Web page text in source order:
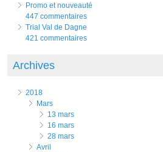
Promo et nouveauté
447 commentaires
Trial Val de Dagne
421 commentaires
Archives
2018
mars
13 mars
16 mars
28 mars
avril